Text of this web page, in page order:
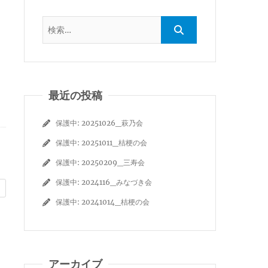
最近の投稿
保護中: 20251026_萩乃会
保護中: 20251011_桔梗の会
保護中: 20250209_三寿会
保護中: 2024116_みなづき会
保護中: 20241014_桔梗の会
アーカイブ